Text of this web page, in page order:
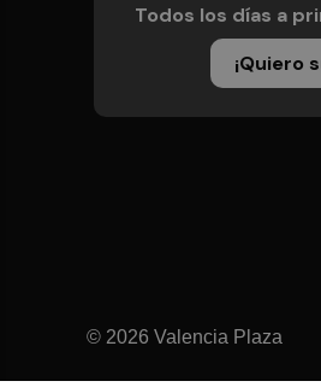
Todos los días a
¡Quiero
© 2026 Valencia Plaza